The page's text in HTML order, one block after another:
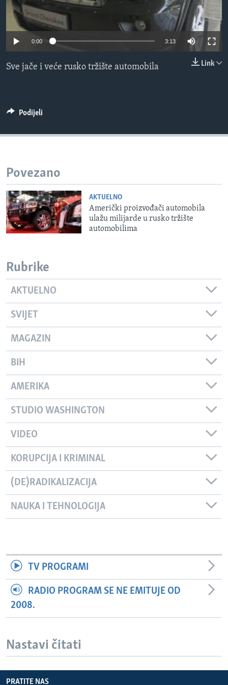
MAGAZIN
O GLASU AMERIKE
Learning English
0:00 3:13
Link
Sve jače i veće rusko tržište automobila
Podijeli
Povezano
AKTUELNO
Američki proizvođači automobila
ulažu milijarde u rusko tržište
automobilima
Rubrike
AKTUELNO
SVIJET
MAGAZIN
BIH
AMERIKA
STUDIO WASHINGTON
VIDEO
KORUPCIJA I KRIMINAL
(DE)RADIKALIZACIJA
NAUKA I TEHNOLOGIJA
TV PROGRAMI
RADIO PROGRAM SE NE EMITUJE OD
2008.
Nastavi čitati
PRATITE NAS